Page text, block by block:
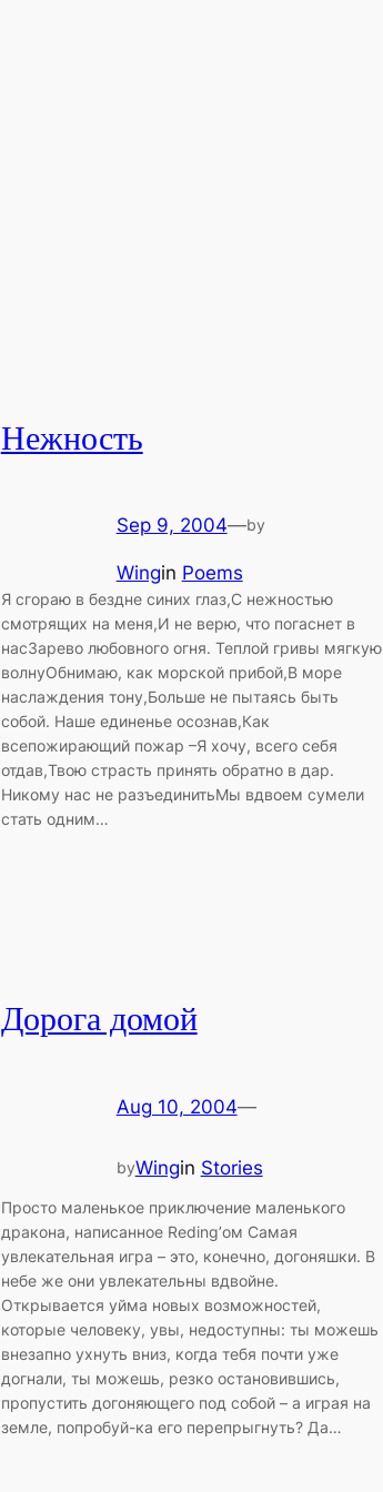
Нежность
Sep 9, 2004—by
Wingin Poems
Я сгораю в бездне синих глаз,С нежностью
смотрящих на меня,И не верю, что погаснет в
насЗарево любовного огня. Теплой гривы мягкую
волнуОбнимаю, как морской прибой,В море
наслаждения тону,Больше не пытаясь быть
собой. Наше единенье осознав,Как
всепожирающий пожар –Я хочу, всего себя
отдав,Твою страсть принять обратно в дар.
Никому нас не разъединитьМы вдвоем сумели
стать одним…
Дорога домой
Aug 10, 2004—
byWingin Stories
Просто маленькое приключение маленького
дракона, написанное Reding’ом Самая
увлекательная игра – это, конечно, догоняшки. В
небе же они увлекательны вдвойне.
Открывается уйма новых возможностей,
которые человеку, увы, недоступны: ты можешь
внезапно ухнуть вниз, когда тебя почти уже
догнали, ты можешь, резко остановившись,
пропустить догоняющего под собой – а играя на
земле, попробуй-ка его перепрыгнуть? Да…